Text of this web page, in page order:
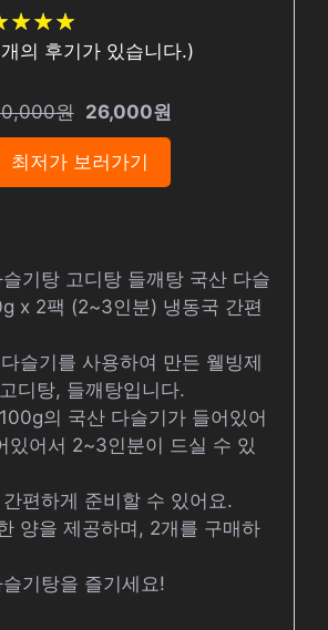
★★★
★★★
개의 후기가 있습니다.)
원 26,000원
최저가 보러가기
기탕 고디탕 들깨탕 국산 다슬
x 2팩 (2~3인분) 냉동국 간편
슬기를 사용하여 만든 웰빙제
디탕, 들깨탕입니다.
의 국산 다슬기가 들어있어
있어서 2~3인분이 드실 수 있
편하게 준비할 수 있어요.
양을 제공하며, 2개를 구매하
기탕을 즐기세요!